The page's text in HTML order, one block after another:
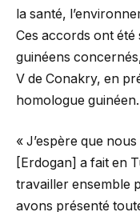
la santé,
Ces accords ont
guinéens
V de Conakry, en
homologue guinéen.
« J’espère que
[Erdogan] a fait en
travailler ensemble
avons présenté